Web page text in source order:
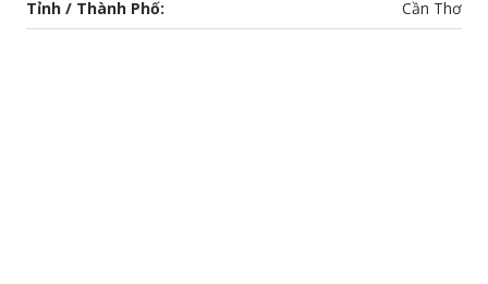
Tỉnh / Thành Phố:
Cần Thơ